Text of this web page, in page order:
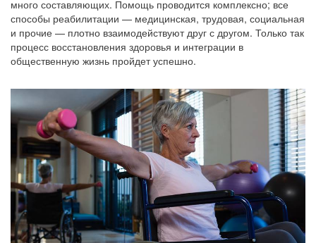
много составляющих. Помощь проводится комплексно; все
способы реабилитации — медицинская, трудовая, социальная
и прочие — плотно взаимодействуют друг с другом. Только так
процесс восстановления здоровья и интеграции в
общественную жизнь пройдет успешно.